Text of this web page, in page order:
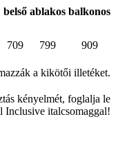
belső ablakos balkonos
709 799 909
a kikötői illetéket.
kényelmét, foglalja le
Inclusive italcsomaggal!